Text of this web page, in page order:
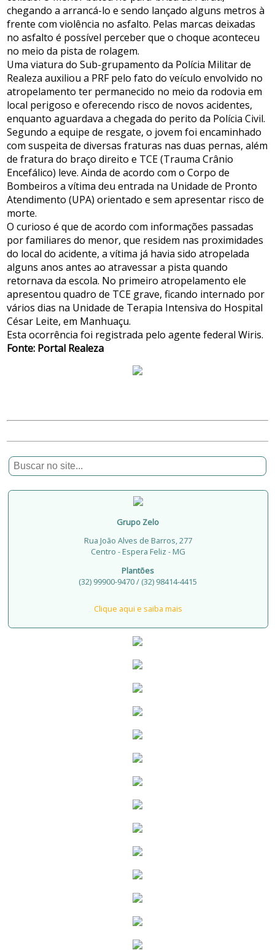
chegando a arrancá-lo e sendo lançado alguns metros à
frente com violência no asfalto. Pelas marcas deixadas
no asfalto é possível perceber que o choque aconteceu
no meio da pista de rolagem.
Uma viatura do Sub-grupamento da Polícia Militar de
Realeza auxiliou a PRF pelo fato do veículo envolvido no
atropelamento ter permanecido no meio da rodovia em
local perigoso e oferecendo risco de novos acidentes,
enquanto aguardava a chegada do perito da Polícia Civil.
Segundo a equipe de resgate, o jovem foi encaminhado
com suspeita de diversas fraturas nas duas pernas, além
de fratura do braço direito e TCE (Trauma Crânio
Encefálico) leve. Ainda de acordo com o Corpo de
Bombeiros a vítima deu entrada na Unidade de Pronto
Atendimento (UPA) orientado e sem apresentar risco de
morte.
O curioso é que de acordo com informações passadas
por familiares do menor, que residem nas proximidades
do local do acidente, a vítima já havia sido atropelada
alguns anos antes ao atravessar a pista quando
retornava da escola. No primeiro atropelamento ele
apresentou quadro de TCE grave, ficando internado por
vários dias na Unidade de Terapia Intensiva do Hospital
César Leite, em Manhuaçu.
Esta ocorrência foi registrada pelo agente federal Wiris.
Fonte: Portal Realeza
Grupo Zelo
Rua João Alves de Barros, 277
Centro - Espera Feliz - MG
Plantões
(32) 99900-9470 / (32) 98414-4415
Clique aqui e saiba mais